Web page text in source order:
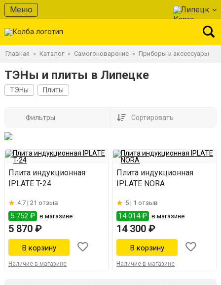
Меню Липецк
Главная » Каталог » Самогоноварение » Приборы и аксессуары
ТЭНы и плиты в Липецке
ТЭНы Плиты
Фильтры Сортировать
Плита индукционная
IPLATE T-24
4.7 | 21 отзыв
5 752 ₽ в магазине
5 870 ₽
Наличие в магазине
Плита индукционная
IPLATE NORA
5 | 1 отзыв
14 014 ₽ в магазине
14 300 ₽
Наличие в магазине